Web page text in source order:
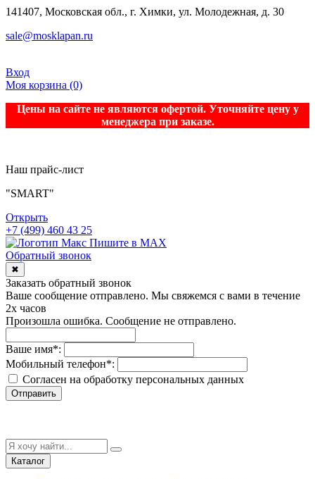
141407, Московская обл., г. Химки, ул. Молодежная, д. 30
sale@mosklapan.ru
Вход
Моя корзина (0)
Цены на сайте не являются офертой. Уточняйте цену у
менеджера при заказе.
Наш прайс-лист
"SMART"
Открыть
+7 (499) 460 43 25
Пишите в MAX
Обратный звонок
✖
Заказать обратный звонок
Ваше сообщение отправлено. Мы свяжемся с вами в течение
2х часов
Произошла ошибка. Сообщение не отправлено.
Ваше имя*:
Мобильный телефон*:
Согласен на обработку персональныx данных
Отправить
Каталог